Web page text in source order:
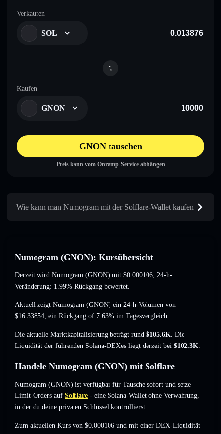
Verkaufen
SOL
Kaufen
GNON
GNON tauschen
Preis kann vom Onramp-Service abhängen
Wie kann man Numogram mit der Solflare-Wallet kaufen
Numogram (GNON): Kursübersicht
Derzeit wird Numogram (GNON) mit $0.000106; 24-h-
Veränderung: 1.99%-Rückgang bewertet.
Aktuell zeigt Numogram (GNON) ein 24-h-Volumen von
$16.33854, ein Rückgang of 7.63% im Tagesvergleich.
Die aktuelle Marktkapitalisierung beträgt rund $105.6K. Die
Liquidität der führenden Solana-DEXes liegt derzeit bei $102.3K.
Handele Numogram (GNON) mit Solflare
Numogram (GNON) ist verfügbar für Tausche sofort und setze
Limit-Orders auf Solflare - eine Solana-Wallet ohne Verwahrung,
in der du deine privaten Schlüssel kontrollierst.
Zum aktuellen Kurs von $0.000106 und mit einer DEX-Liquidität